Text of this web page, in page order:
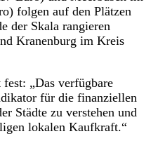
folgen auf den Plätzen
der Skala rangieren
Kranenburg im Kreis
„Das verfügbare
für die finanziellen
Städte zu verstehen und
lokalen Kaufkraft.“